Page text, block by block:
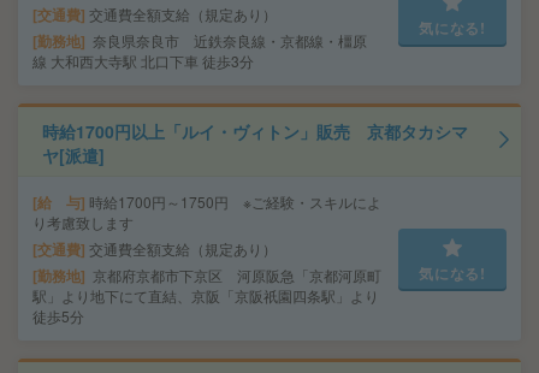
交通費 交通費全額支給（規定あり）
勤務地
奈良県奈良市 近鉄奈良線・京都線・橿原
線 大和西大寺駅 北口下車 徒歩3分
気になる!
時給1700円以上「ルイ・ヴィトン」販売 京都タカシマ
ヤ[派遣]
給 与 時給1700円～1750円 ※ご経験・スキルによ
り考慮致します
交通費 交通費全額支給（規定あり）
勤務地
京都府京都市下京区 河原阪急「京都河原町
駅」より地下にて直結、京阪「京阪祇園四条駅」より
徒歩5分
気になる!